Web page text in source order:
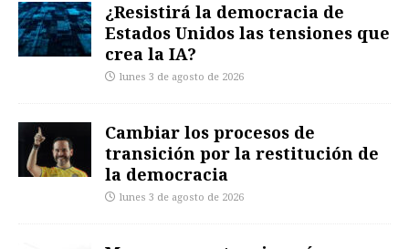
¿Resistirá la democracia de
Estados Unidos las tensiones que
crea la IA?
lunes 3 de agosto de 2026
Cambiar los procesos de
transición por la restitución de
la democracia
lunes 3 de agosto de 2026